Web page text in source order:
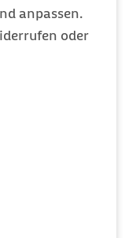
anpassen.
oder
in Ihren Alltag
Meditieren.
Kostenlos für
sich beim
bekommt